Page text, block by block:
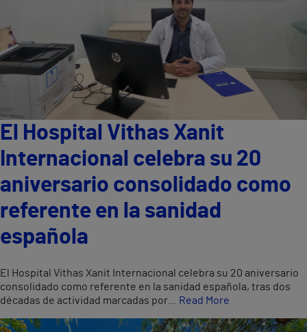
El Hospital Vithas Xanit
Internacional celebra su 20
aniversario consolidado como
referente en la sanidad
española
El Hospital Vithas Xanit Internacional celebra su 20 aniversario
consolidado como referente en la sanidad española, tras dos
décadas de actividad marcadas por…
Read More